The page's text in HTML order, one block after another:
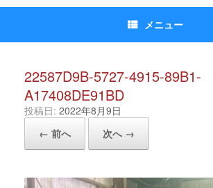
メニュー
22587D9B-5727-4915-89B1-
A17408DE91BD
投稿日: 2022年8月9日
← 前へ
次へ →